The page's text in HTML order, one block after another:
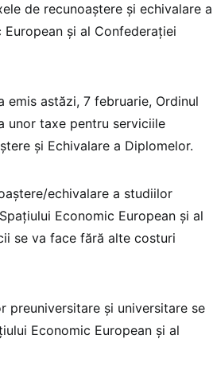
de recunoaștere și echivalare a
și al Confederației
astăzi, 7 februarie, Ordinul
unor taxe pentru serviciile
și Echivalare a Diplomelor.
echivalare a studiilor
Economic European și al
se va face fără alte costuri
preuniversitare și universitare se
Economic European și al